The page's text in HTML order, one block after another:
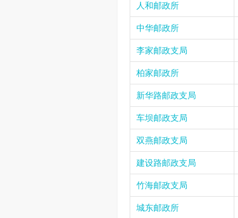
人和邮政所
中华邮政所
李家邮政支局
柏家邮政所
新华路邮政支局
车坝邮政支局
双燕邮政支局
建设路邮政支局
竹海邮政支局
城东邮政所